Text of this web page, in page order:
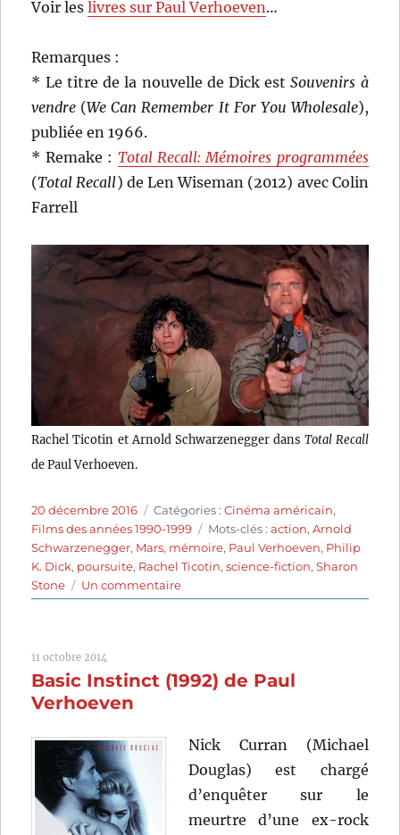
Voir leslivres sur Paul Verhoeven…
Remarques :
* Le titre de la nouvelle de Dick estSouvenirs à
vendre (We Can Remember It For You Wholesale),
publiée en 1966.
* Remake : Total Recall: Mémoires programmées
(Total Recall) de Len Wiseman (2012) avec Colin
Farrell
Rachel Ticotin et Arnold Schwarzenegger dans Total Recall
de Paul Verhoeven.
Publié
le
20 décembre 2016 Catégories
Catégories :Cinéma américain,
Films des années 1990-1999
Étiquettes
Mots-clés :action,Arnold
Schwarzenegger, Mars, mémoire, Paul Verhoeven, Philip
K. Dick, poursuite, Rachel Ticotin,science-fiction,Sharon
Stone
Un commentairesur
Total
Paul
11 octobre 2014
Basic Instinct (1992) de Paul
Verhoeven
Nick Curran (Michael
Douglas) est chargé
d’enquêter sur le
meurtre d’une ex-rock